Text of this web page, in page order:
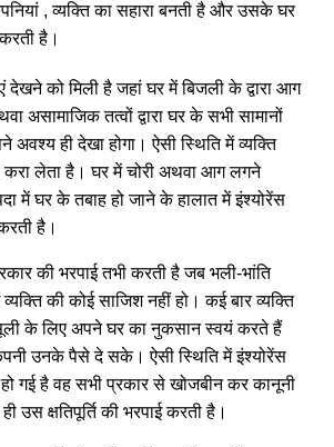
, व्यक्ति का सहारा बनती है और उसके घर
है।
देखने को मिली है जहां घर में बिजली के द्वारा आग
असामाजिक तत्वों द्वारा घर के सभी सामानों
अवश्य ही देखा होगा। ऐसी स्थिति में व्यक्ति
करा लेता है। घर में चोरी अथवा आग लगने
में घर के तबाह हो जाने के हालात में इंश्योरेंस
है।
की भरपाई तभी करती है जब भली-भांति
की कोई साजिश नहीं हो। कई बार व्यक्ति
के लिए अपने घर का नुकसान स्वयं करते हैं
उनके पैसे दे सके। ऐसी स्थिति में इंश्योरेंस
गई है वह सभी प्रकार से खोजबीन कर कानूनी
उस क्षतिपूर्ति की भरपाई करती है।